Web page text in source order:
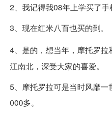
2、我记得我08年上学买了手
3、现在红米八百也买的到。
4、是的，想当年，摩托罗拉
江南北，深受大家的喜爱。
5、摩托罗拉可是当时风靡
000多。